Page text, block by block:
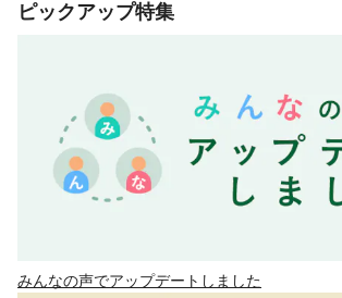
ピックアップ特集
みんなの声でアップデートしました